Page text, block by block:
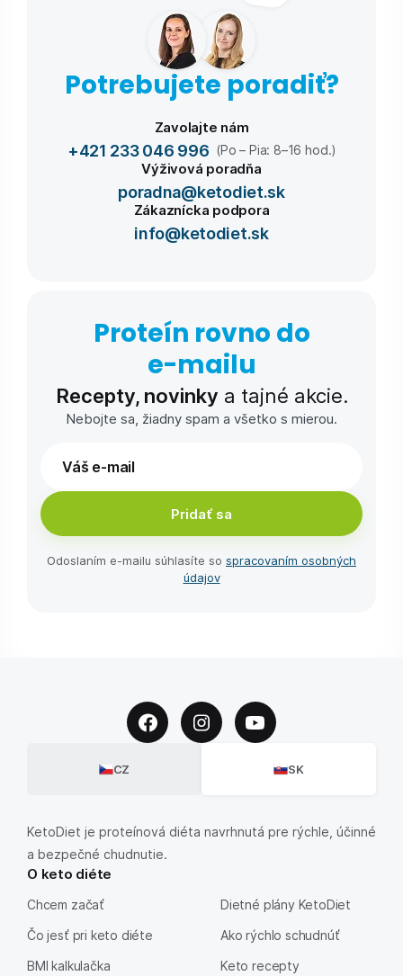
Potrebujete poradiť?
Zavolajte nám
+421 233 046 996 (Po – Pia: 8–16 hod.)
Výživová poradňa
poradna@ketodiet.sk
Zákaznícka podpora
info@ketodiet.sk
Proteín rovno do
e-⁠mailu
Recepty, novinky a tajné akcie.
Nebojte sa, žiadny spam a všetko s mierou.
Pridať sa
Odoslaním e-⁠mailu súhlasíte so spracovaním osobných
údajov
CZ SK
KetoDiet je proteínová diéta navrhnutá pre rýchle, účinné
a bezpečné chudnutie.
O keto diéte
Chcem začať
Čo jesť pri keto diéte
BMI kalkulačka
Dietné plány KetoDiet
Ako rýchlo schudnúť
Keto recepty